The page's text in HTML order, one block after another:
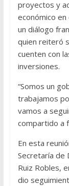
proyectos y
económico
un diálogo
quien reiteró
cuenten con
inversiones.
“Somos un
trabajamos
vamos a
compartido a
En esta
Secretaría de
Ruiz Robles,
dio